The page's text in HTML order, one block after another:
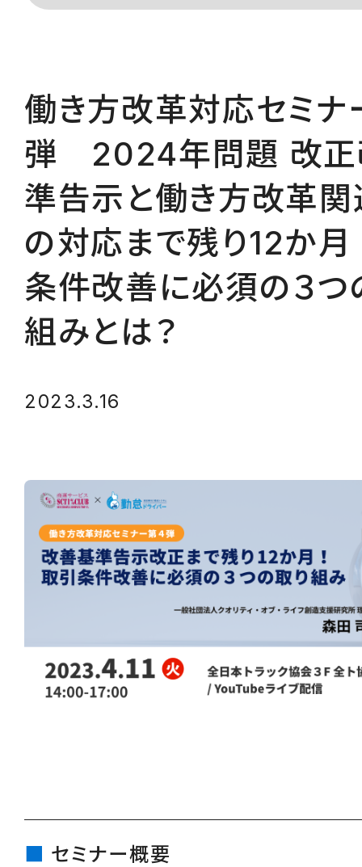
働き方改革対応セミ
弾 2024年問題 改正
準告示と働き方改革
の対応まで残り12か
条件改善に必須の３つ
組みとは？
2023.3.16
セミナー概要